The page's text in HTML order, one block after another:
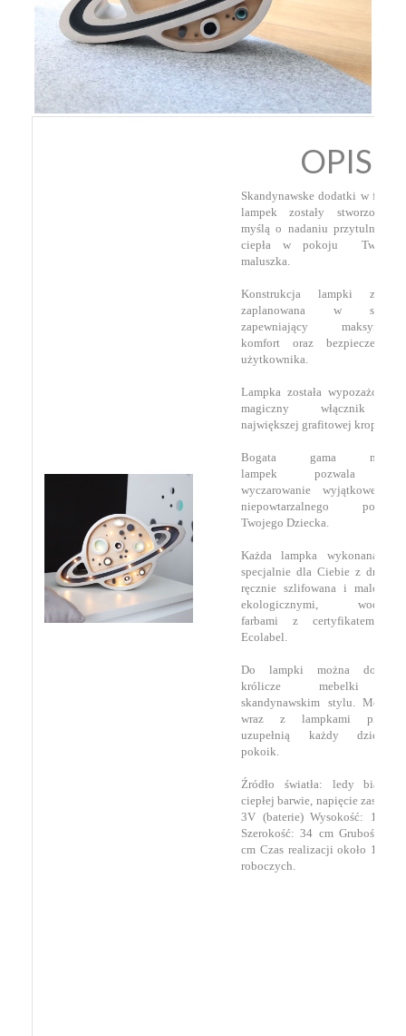
OPIS
Skandynawske dodatki w formie
lampek zostały stworzone z
myślą o nadaniu przytulności i
ciepła w pokoju Twojego
maluszka.
Konstrukcja lampki została
zaplanowana w sposób
zapewniający maksymalny
komfort oraz bezpieczeństwo
użytkownika.
Lampka została wypozażona w
magiczny włącznik w
największej grafitowej kropki.
Bogata gama modeli
lampek pozwala na
wyczarowanie wyjątkowego i
niepowtarzalnego pokoiku
Twojego Dziecka.
Każda lampka wykonana jest
specjalnie dla Ciebie z drewna,
ręcznie szlifowana i malowana
ekologicznymi, wodnymi
farbami z certyfikatem EU
Ecolabel.
Do lampki można dokupić
królicze mebelki w
skandynawskim stylu. Mebelki
wraz z lampkami pięknie
uzupełnią każdy dziecięcy
pokoik.
Źródło światła: ledy białe o
ciepłej barwie, napięcie zasilania
3V (baterie) Wysokość: 19 cm
Szerokość: 34 cm Grubość: 6,5
cm Czas realizacji około 14 dni
roboczych.